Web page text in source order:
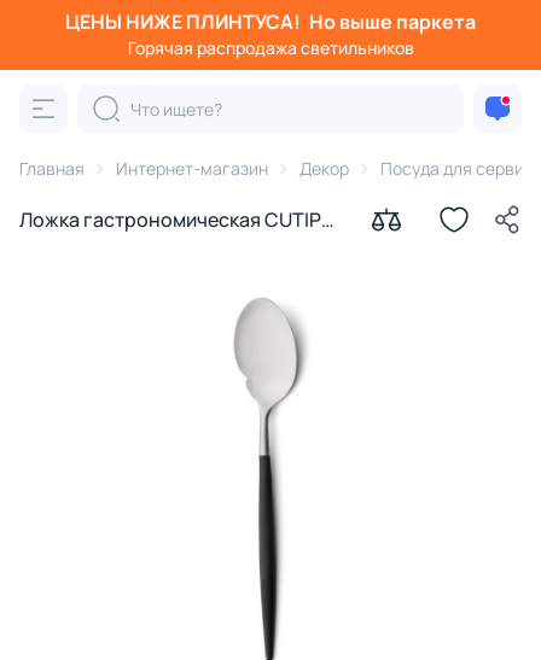
ЦЕНЫ НИЖЕ ПЛИНТУСА! Но выше паркета
Горячая распродажа светильников
Главная Интернет-магазин Декор Посуда для
Ложка гастрономическая CUTIPOL